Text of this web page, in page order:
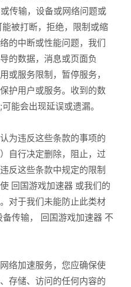
传输，设备或网络问题或
被打断，拒绝，限制或缩
的中断或性能问题，我们
的数据，消息或页面负
或服务限制，暂停服务，
护用户或服务。收到的数
能会出现延误或遗漏。
为违反这些条款的事项的
自行决定删除，阻止，过
反这些条款中规定的限制
回国游戏加速器 或我们的
对于我们未能防止此类材
传输， 回国游戏加速器 不
络加速服务，您应确保使
存储、访问的任何内容的